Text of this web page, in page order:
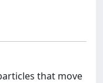
that move